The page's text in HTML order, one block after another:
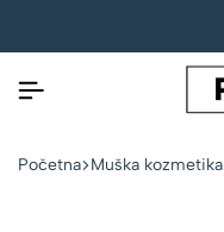
Početna Muška kozmetika